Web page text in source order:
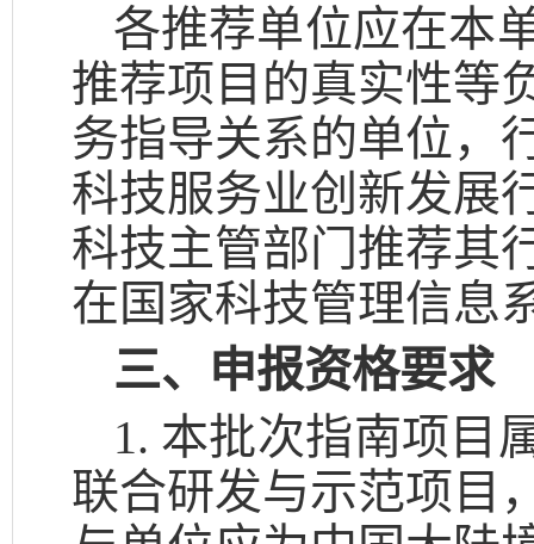
各推荐单位应在本
推荐项目的真实性等
务指导关系的单位，
科技服务业创新发展
科技主管部门推荐其
在国家科技管理信息
三、申报资格要求
1. 本批次指南项目
联合研发与示范项目